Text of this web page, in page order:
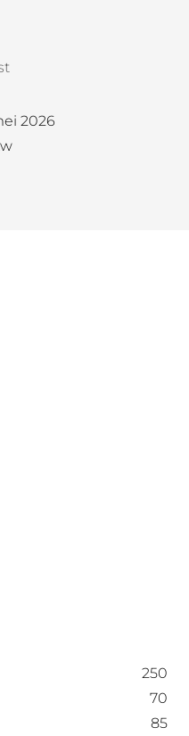
2026
250
70
85